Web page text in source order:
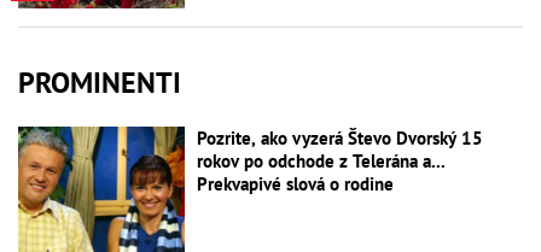
PROMINENTI
Pozrite, ako vyzerá Števo Dvorský 15
rokov po odchode z Telerána a...
Prekvapivé slová o rodine